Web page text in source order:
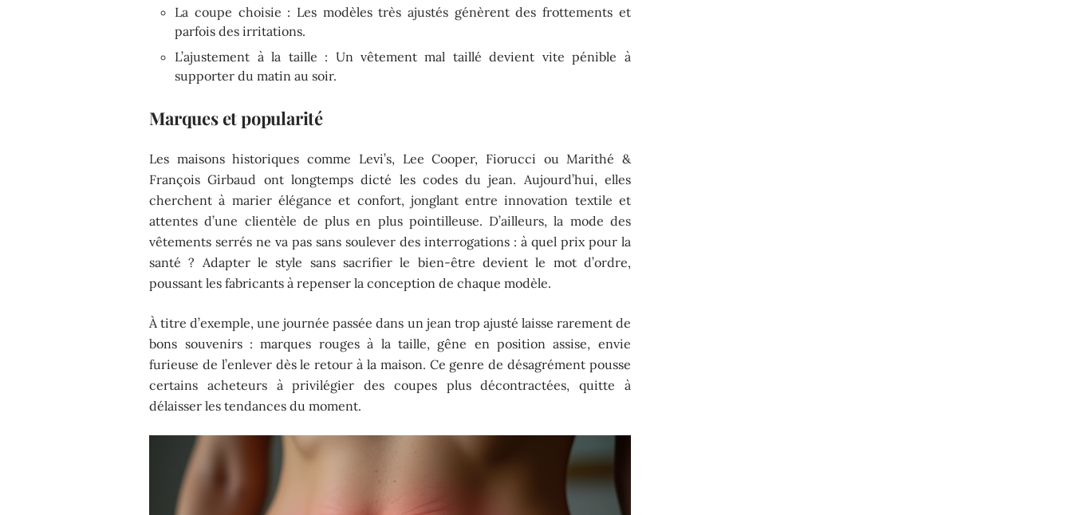
La coupe choisie : Les modèles très ajustés génèrent des frottements et
parfois des irritations.
L’ajustement à la taille : Un vêtement mal taillé devient vite pénible à
supporter du matin au soir.
Marques et popularité
Les maisons historiques comme Levi’s, Lee Cooper, Fiorucci ou Marithé &
François Girbaud ont longtemps dicté les codes du jean. Aujourd’hui, elles
cherchent à marier élégance et confort, jonglant entre innovation textile et
attentes d’une clientèle de plus en plus pointilleuse. D’ailleurs, la mode des
vêtements serrés ne va pas sans soulever des interrogations : à quel prix pour la
santé ? Adapter le style sans sacrifier le bien-être devient le mot d’ordre,
poussant les fabricants à repenser la conception de chaque modèle.
À titre d’exemple, une journée passée dans un jean trop ajusté laisse rarement de
bons souvenirs : marques rouges à la taille, gêne en position assise, envie
furieuse de l’enlever dès le retour à la maison. Ce genre de désagrément pousse
certains acheteurs à privilégier des coupes plus décontractées, quitte à
délaisser les tendances du moment.